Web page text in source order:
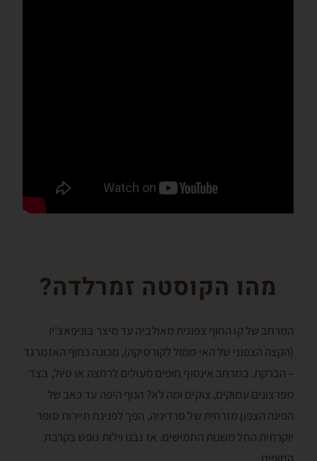
מהו הקוסטה זמרלדה?
המרחב של קו החוף צפונית מאולְבְּיָה עד מיצר בּוניפָאצְ'יו
(הקצה הצפוני של האי ממול לקורסיקה), מכונה כחוף האזמרגד
– הברקת. במרחב אינסוף חופים מעולים לרחצה או טיול, בצד
מפרצונים עמוקים, צוקים ומה לא? הנוף היפה עד כאב של
הפינה הצפון מזרחית של סרדיניה, הפך לפנינת תיירות סופר
יוקרתית החל משנות החמישים. אז נבנו וילות נופש בקרבת